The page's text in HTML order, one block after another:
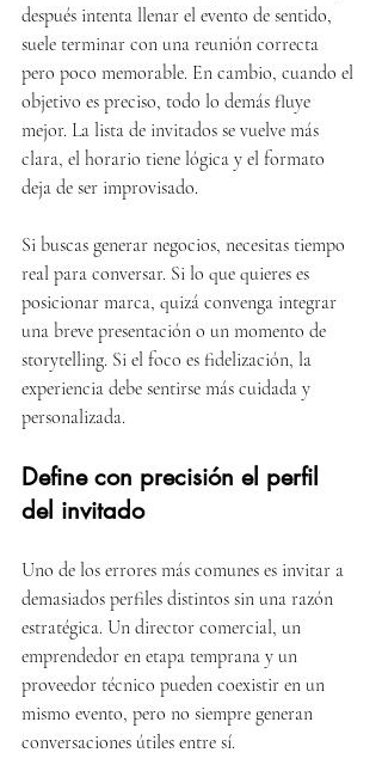
después intenta llenar el evento de sentido,
suele terminar con una reunión correcta
pero poco memorable. En cambio, cuando el
objetivo es preciso, todo lo demás fluye
mejor. La lista de invitados se vuelve más
clara, el horario tiene lógica y el formato
deja de ser improvisado.
Si buscas generar negocios, necesitas tiempo
real para conversar. Si lo que quieres es
posicionar marca, quizá convenga integrar
una breve presentación o un momento de
storytelling. Si el foco es fidelización, la
experiencia debe sentirse más cuidada y
personalizada.
Define con precisión el perfil
del invitado
Uno de los errores más comunes es invitar a
demasiados perfiles distintos sin una razón
estratégica. Un director comercial, un
emprendedor en etapa temprana y un
proveedor técnico pueden coexistir en un
mismo evento, pero no siempre generan
conversaciones útiles entre sí.